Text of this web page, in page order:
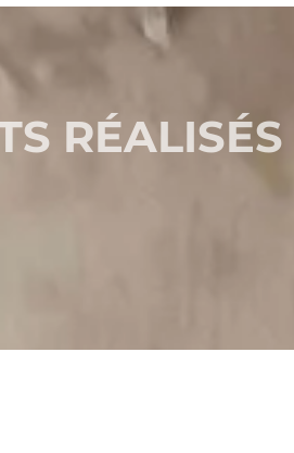
RÉALISÉS